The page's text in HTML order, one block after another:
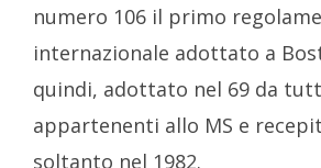
numero 106 il primo
internazionale adottato a
quindi, adottato nel 69 da
appartenenti allo MS e
soltanto nel 1982.